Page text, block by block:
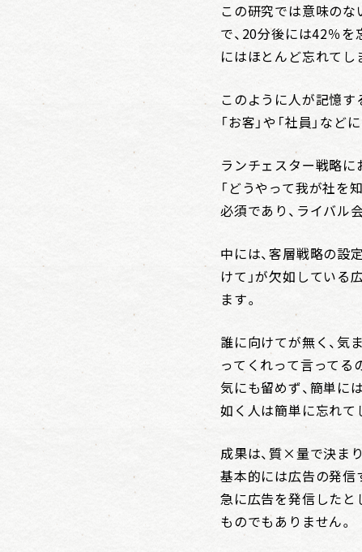
この研究では意味の
で、20分後には42％
にはほとんど忘れてし
このように人が記憶す
「お客」や「社員」など
ランチェスター戦略に
「どうやって我が社を
必須であり、ライバル
中には、客層戦略の設
けて」が欠如している
ます。
誰に向けてが無く、気
ってくれって言ってる
気にも留めず、簡単に
如く人は簡単に忘れて
成果は、質×量で決ま
基本的には広告の発信
急に広告を発信したと
ものでもありません。